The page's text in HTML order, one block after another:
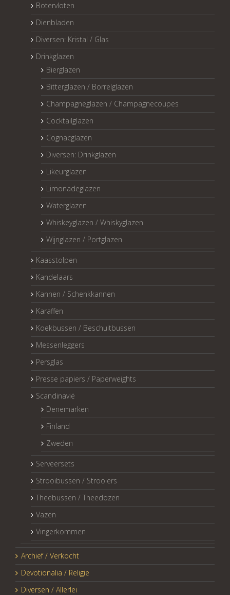
Botervloten
Dienbladen
Diversen: Kristal / Glas
Drinkglazen
Bierglazen
Bitterglazen / Borrelglazen
Champagneglazen / Champagnecoupes
Cocktailglazen
Cognacglazen
Diversen: Drinkglazen
Likeurglazen
Limonadeglazen
Waterglazen
Whiskeyglazen / Whiskyglazen
Wijnglazen / Portglazen
Kaasstolpen
Kandelaars
Kannen / Schenkkannen
Karaffen
Koekbussen / Beschuitbussen
Messenleggers
Persglas
Presse papiers / Paperweights
Scandinavië
Denemarken
Finland
Zweden
Serveersets
Strooibussen / Strooiers
Theebussen / Theedozen
Vazen
Vingerkommen
Archief / Verkocht
Devotionalia / Religie
Diversen / Allerlei